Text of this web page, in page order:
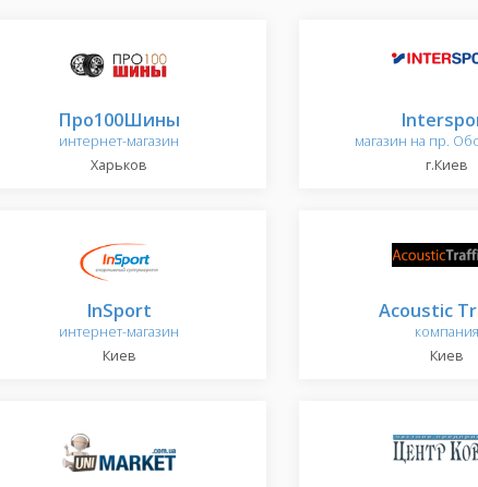
Про100Шины
интернет-магазин
Харьков
магазин на пр.
г.Киев
InSport
интернет-магазин
Киев
Acoustic
компания
Киев